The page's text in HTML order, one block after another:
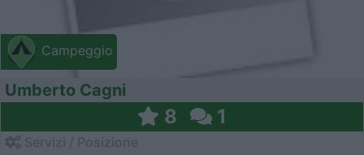
Campeggio
Umberto Cagni
8 1